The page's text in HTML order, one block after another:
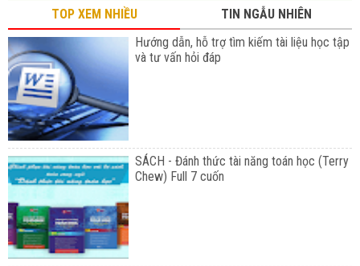
TOP XEM NHIỀU
TIN NGẪU NHIÊN
Hướng dẫn, hỗ trợ tìm kiếm tài liệu học tập
và tư vấn hỏi đáp
SÁCH - Đánh thức tài năng toán học (Terry
Chew) Full 7 cuốn